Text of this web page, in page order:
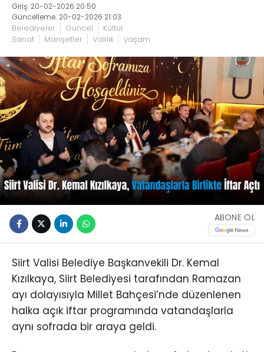
Giriş: 20-02-2026 20:50
Güncelleme: 20-02-2026 21:03
Belediyeler Güncel
Kültür
Sanat
Manşetler Valilik yaşam
ABONE OL
Siirt Valisi Belediye Başkanvekili Dr. Kemal
Kızılkaya, Siirt Belediyesi tarafından Ramazan
ayı dolayısıyla Millet Bahçesi’nde düzenlenen
halka açık iftar programında vatandaşlarla
aynı sofrada bir araya geldi.